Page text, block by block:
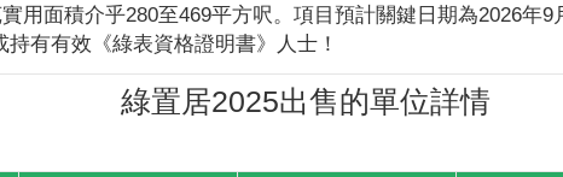
用面積介乎280至469平方呎。項目預計關鍵日期為2026年
有有效《綠表資格證明書》人士！
綠置居2025出售的單位詳情